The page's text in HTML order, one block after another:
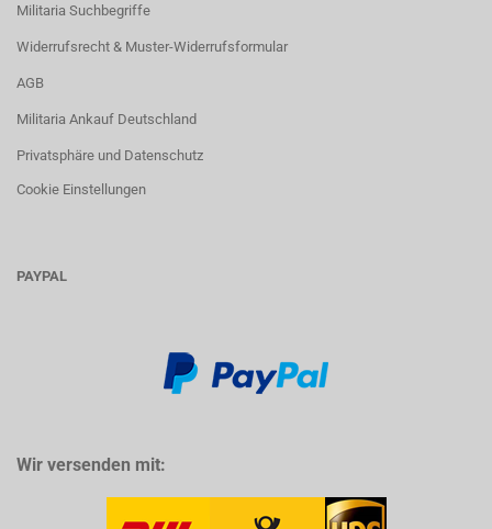
Militaria Suchbegriffe
Widerrufsrecht & Muster-Widerrufsformular
AGB
Militaria Ankauf Deutschland
Privatsphäre und Datenschutz
Cookie Einstellungen
PAYPAL
Wir versenden mit: